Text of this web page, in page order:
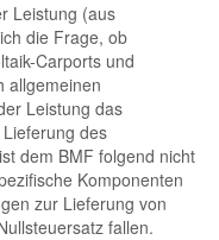
Leistung (aus
die Frage, ob
Carports und
allgemeinen
Leistung das
des
dem BMF folgend nicht
Komponenten
zur Lieferung von
fallen.